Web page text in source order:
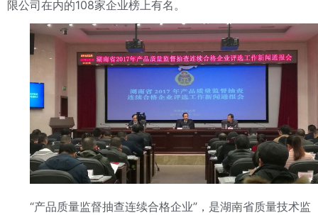
限公司在内的108家企业榜上有名。
“产品质量监督抽查连续合格企业”，是湖南省质量技术监